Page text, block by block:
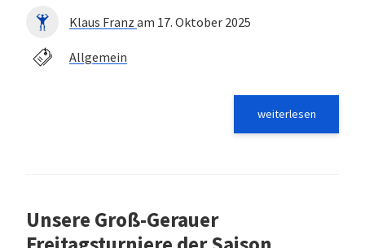
Klaus Franz am 17. Oktober 2025
Allgemein
weiterlesen
Unsere Groß-Gerauer